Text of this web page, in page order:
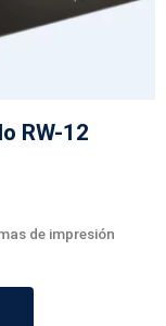
RW-12
de impresión